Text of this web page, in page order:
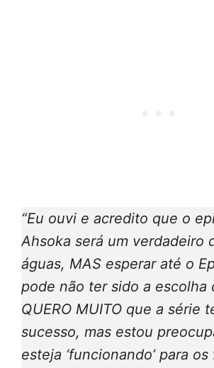
“Eu ouvi e acredito que o
Ahsoka será um verdadeiro
águas, MAS esperar até o
pode não ter sido a escolha
QUERO MUITO que a série
sucesso, mas estou
esteja ‘funcionando’ para os